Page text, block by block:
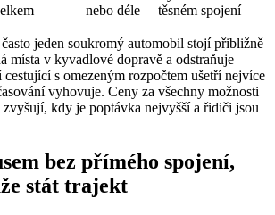
nebo déle
těsném spojení
jeden soukromý automobil stojí přibližně
místa v kyvadlové dopravě a odstraňuje
s omezeným rozpočtem ušetří nejvíce
vyhovuje. Ceny za všechny možnosti
zvyšují, kdy je poptávka nejvyšší a řidiči jsou
bez přímého spojení,
stát trajekt